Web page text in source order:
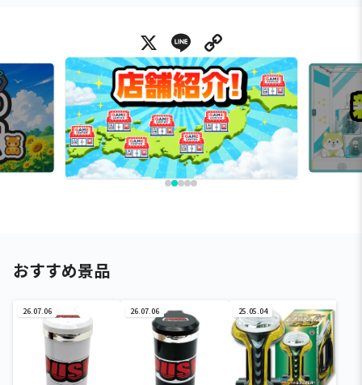
X Line
おすすめ景品
26.07.06 26.07.06 25.05.04